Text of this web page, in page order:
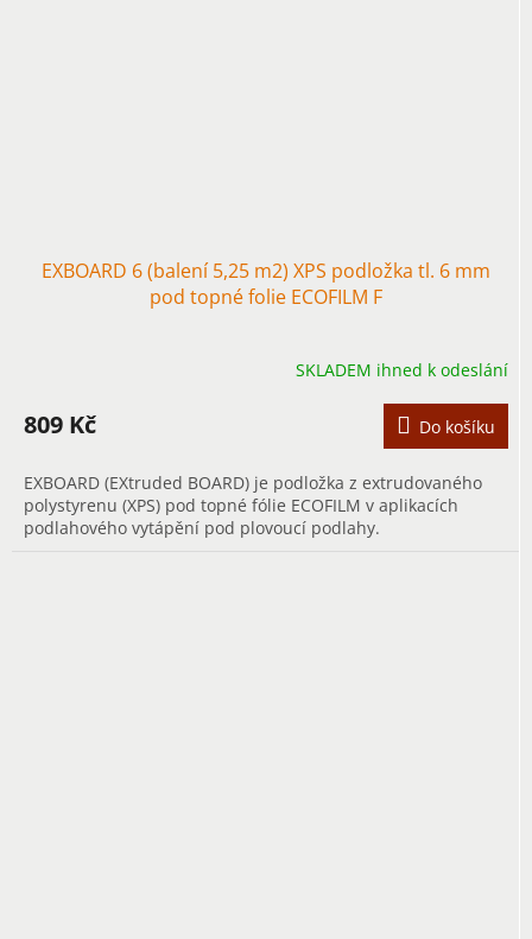
EXBOARD 6 (balení 5,25 m2) XPS podložka tl. 6 mm
pod topné folie ECOFILM F
SKLADEM ihned k odeslání
809 Kč Do košíku
EXBOARD (EXtruded BOARD) je podložka z extrudovaného
polystyrenu (XPS) pod topné fólie ECOFILM v aplikacích
podlahového vytápění pod plovoucí podlahy.